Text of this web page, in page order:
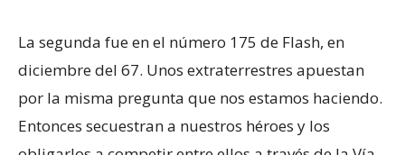
La segunda fue en el número 175 de Flash, en
diciembre del 67. Unos extraterrestres apuestan
por la misma pregunta que nos estamos haciendo.
Entonces secuestran a nuestros héroes y los